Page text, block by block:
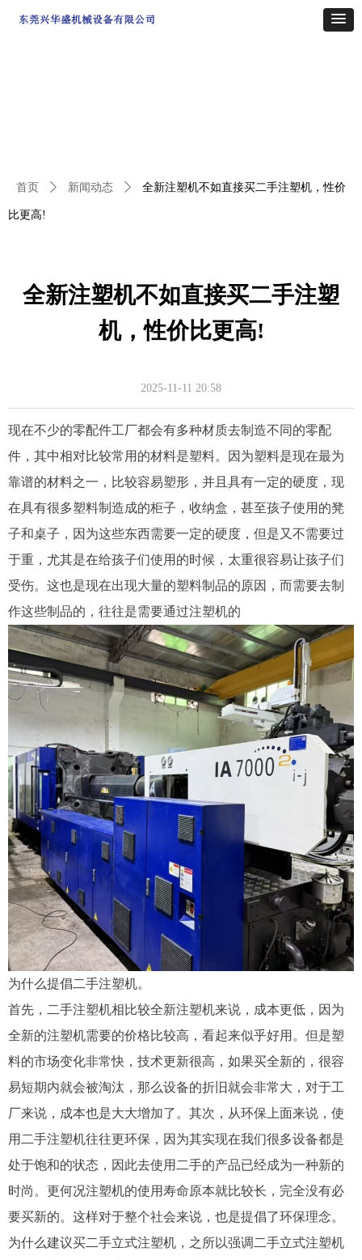
全新注塑机不如直接买二手注塑
机，性价比更高!
首页 ꄲ 新闻动态 ꄲ 全新注塑机不如直接买二手注塑机，性价
比更高!
现在不少的零配件工厂都会有多种材质去制造不同的零配
件，其中相对比较常用的材料是塑料。因为塑料是现在最为
靠谱的材料之一，比较容易塑形，并且具有一定的硬度，现
在具有很多塑料制造成的柜子，收纳盒，甚至孩子使用的凳
子和桌子，因为这些东西需要一定的硬度，但是又不需要过
于重，尤其是在给孩子们使用的时候，太重很容易让孩子们
受伤。这也是现在出现大量的塑料制品的原因，而需要去制
作这些制品的，往往是需要通过注塑机的
为什么提倡二手注塑机。
首先，二手注塑机相比较全新注塑机来说，成本更低，因为
全新的注塑机需要的价格比较高，看起来似乎好用。但是塑
料的市场变化非常快，技术更新很高，如果买全新的，很容
易短期内就会被淘汰，那么设备的折旧就会非常大，对于工
厂来说，成本也是大大增加了。其次，从环保上面来说，使
用二手注塑机往往更环保，因为其实现在我们很多设备都是
处于饱和的状态，因此去使用二手的产品已经成为一种新的
时尚。更何况注塑机的使用寿命原本就比较长，完全没有必
要买新的。这样对于整个社会来说，也是提倡了环保理念。
为什么建议买二手立式注塑机，之所以强调二手立式注塑机
2025-11-11 20:58